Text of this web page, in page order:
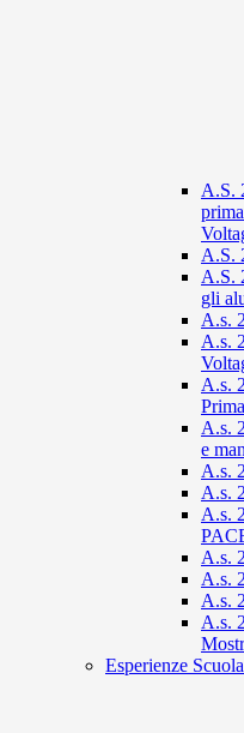
A.S.
A.S.
A.S.
gli
A.s.
A.s.
A.s.
A.s.
e
A.s.
A.s.
A.s.
A.s.
A.s.
A.s.
A.s.
Esperienze